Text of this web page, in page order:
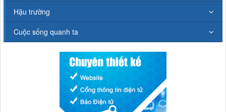
Hậu trường
Cuộc sống quanh ta